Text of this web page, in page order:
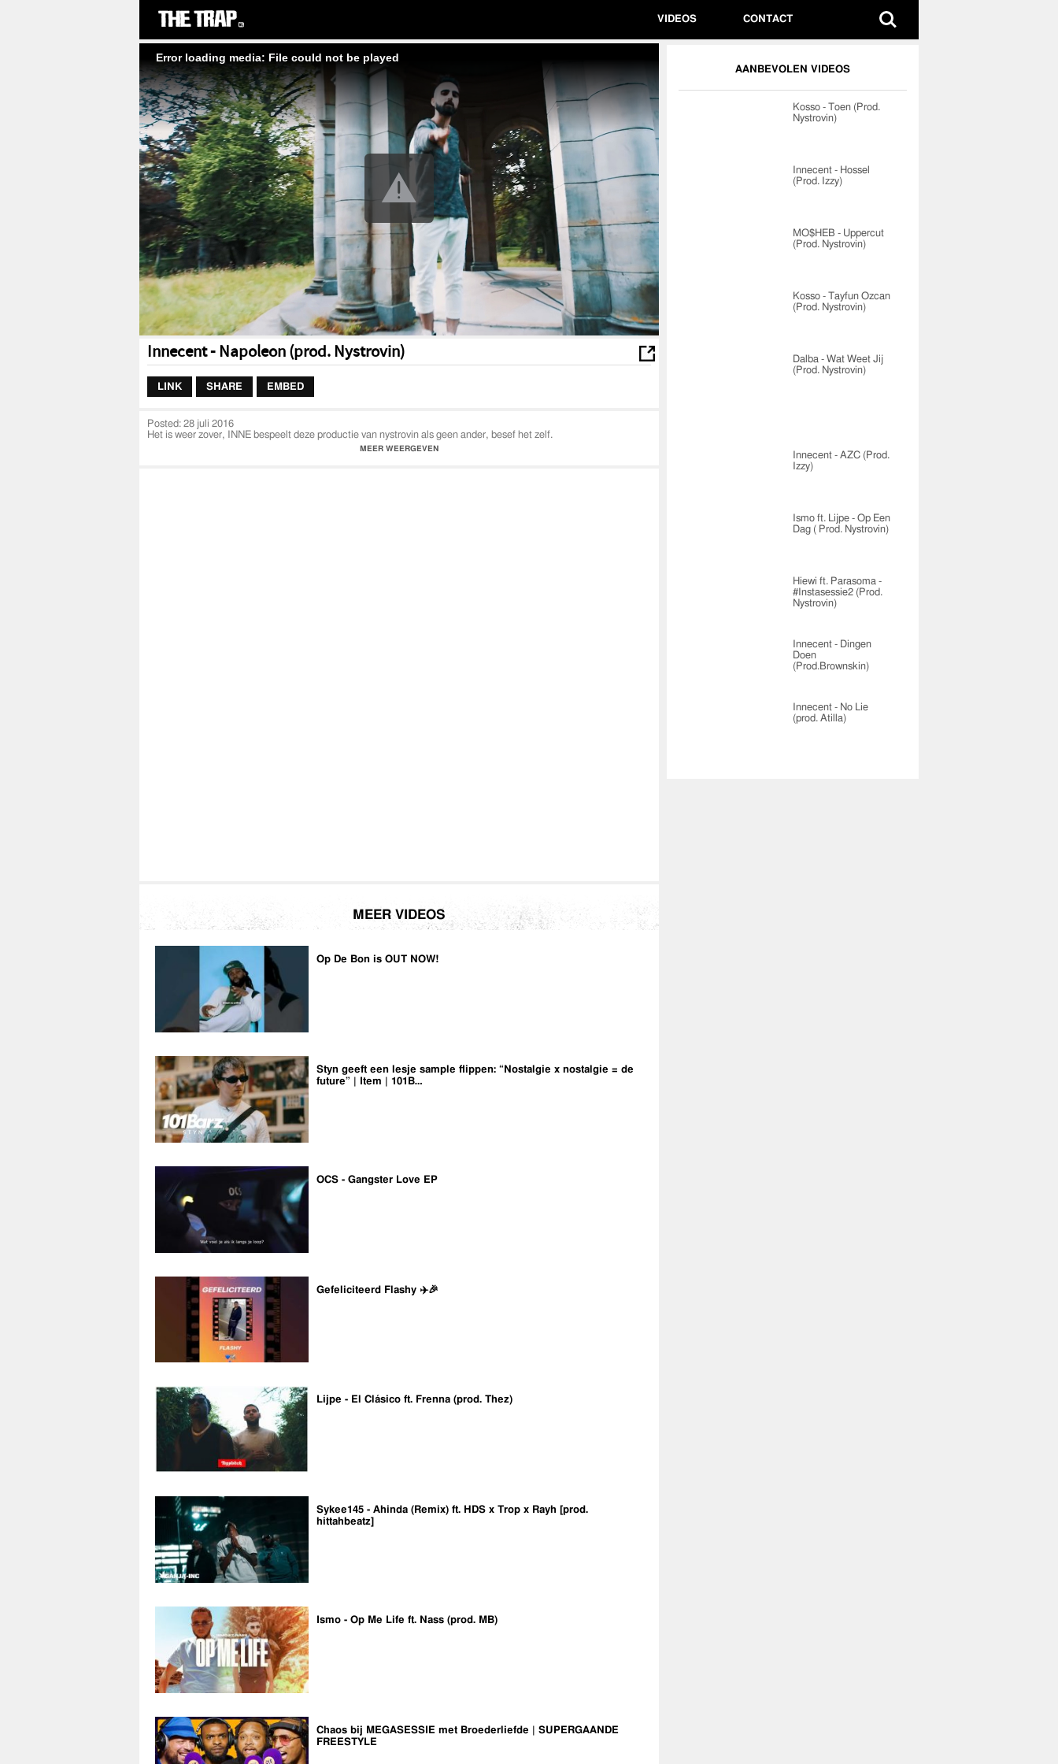
VIDEOS CONTACT
Error loading media: File could not be played
AANBEVOLEN VIDEOS
Kosso - Toen (Prod.
Nystrovin)
Innecent - Hossel
(Prod. Izzy)
MO$HEB - Uppercut
(Prod. Nystrovin)
Kosso - Tayfun Ozcan
(Prod. Nystrovin)
Dalba - Wat Weet Jij
(Prod. Nystrovin)
Innecent - AZC (Prod.
Izzy)
Ismo ft. Lijpe - Op Een
Dag ( Prod. Nystrovin)
Hiewi ft. Parasoma -
#Instasessie2 (Prod.
Nystrovin)
Innecent - Dingen
Doen
(Prod.Brownskin)
Innecent - No Lie
(prod. Atilla)
Innecent - Napoleon (prod. Nystrovin)
LINK SHARE EMBED
Posted: 28 juli 2016
Het is weer zover, INNE bespeelt deze productie van nystrovin als geen ander, besef het zelf.
MEER WEERGEVEN
MEER VIDEOS
Op De Bon is OUT NOW!
Styn geeft een lesje sample flippen: “Nostalgie x nostalgie = de
future” | Item | 101B…
OCS - Gangster Love EP
Gefeliciteerd Flashy ✈️🎉
Lijpe - El Clásico ft. Frenna (prod. Thez)
Sykee145 - Ahinda (Remix) ft. HDS x Trop x Rayh [prod.
hittahbeatz]
Ismo - Op Me Life ft. Nass (prod. MB)
Chaos bij MEGASESSIE met Broederliefde | SUPERGAANDE
FREESTYLE